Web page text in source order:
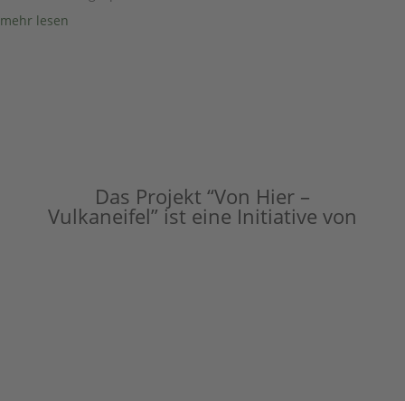
mehr lesen
Das Projekt “Von Hier –
Vulkaneifel” ist eine Initiative von